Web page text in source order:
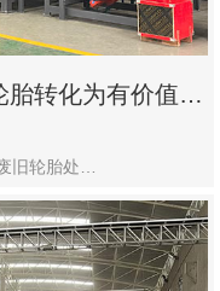
胎转化为有价值的
旧轮胎处…